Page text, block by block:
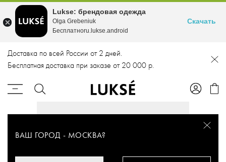
Доставка по всей России от 2 дней.
Бесплатная доставка при заказе от 20 000 р.
ВАШ ГОРОД - МОСКВА?
Lukse: брендовая одежда
Olga Grebeniuk
Бесплатноru.lukse.android
Скачать